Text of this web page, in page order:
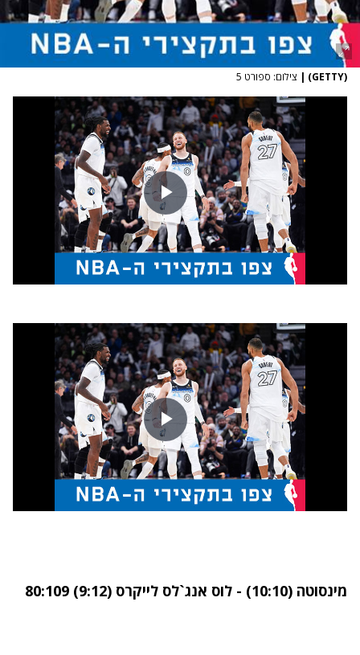
(GETTY)
| צילום: ספורט 5
מינסוטה (10:10) - לוס אנג`לס לייקרס (9:12) 80:109